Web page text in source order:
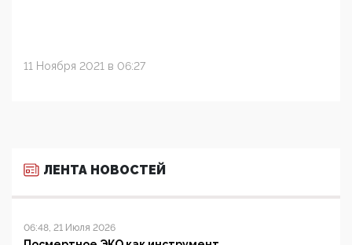
11 Ноября 2021 в 06:27
ЛЕНТА НОВОСТЕЙ
06:48, 21 Июля 2026